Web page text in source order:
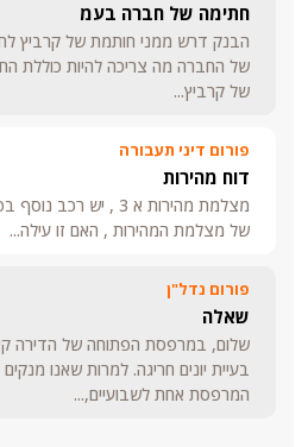
חתימה של חברה בעמ
הבנק דרש ממני חותמת של קרביץ
של החברה מה צריכה להיות כוללת
של קרביץ...
פורום דיני תעבורה
דוח מהירות
מצלמת מהירות א 3 , יש רכב
של מצלמת המהירות , האם זו עילה...
פורום נדל"ן
שאלה
שלום, במרפסת הפתוחה של הדירה
בעיית יונים חריגה. למרות שאנו
המרפסת אחת לשבועיים,...